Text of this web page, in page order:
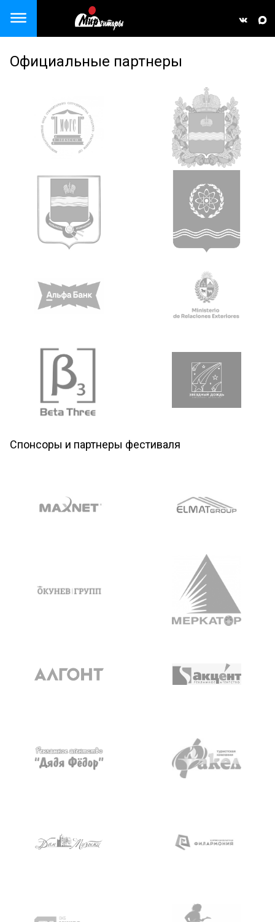
Close menu
Официальные партнеры
Спонсоры и партнеры фестиваля